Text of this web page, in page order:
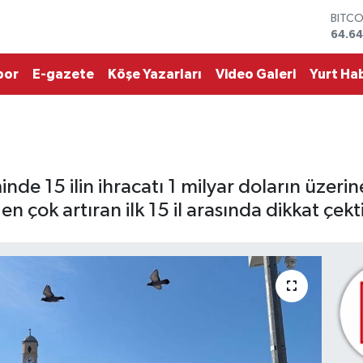
EURO
E-gazete Köşe Yazarları Video Galeri Yurt
15 ilin ihracatı 1 milyar doların
çok artıran ilk 15 il arasında dikkat